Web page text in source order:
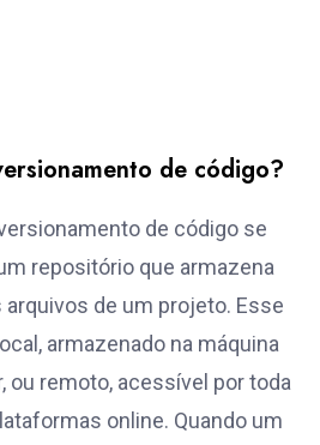
de código?
de código se
repositório que armazena
de um projeto. Esse
armazenado na máquina
ou remoto, acessível por toda
online. Quando um